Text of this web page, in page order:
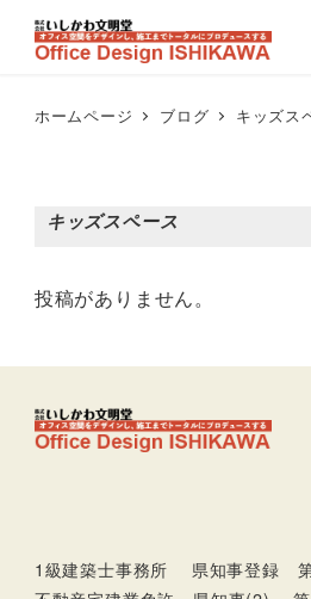
ホームページ ブログ キッズス
キッズスペース
投稿がありません。
1級建築士事務所 県知事登録